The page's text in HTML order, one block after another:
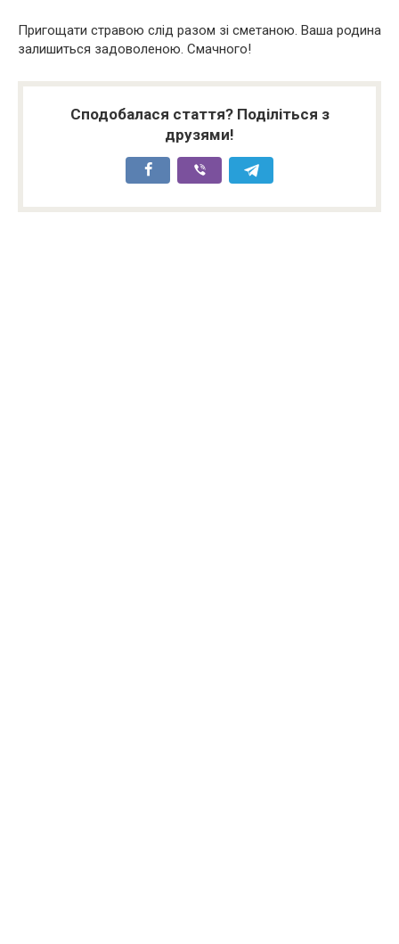
Пригощати стравою слід разом зі сметаною. Ваша родина
залишиться задоволеною. Смачного!
Сподобалася стаття? Поділіться з
друзями!